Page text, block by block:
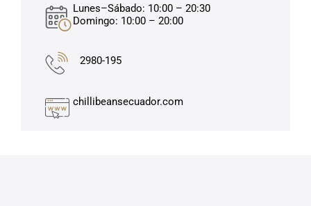
Lunes–Sábado: 10:00 – 20:30
Domingo: 10:00 – 20:00
2980-195
chillibeansecuador.com